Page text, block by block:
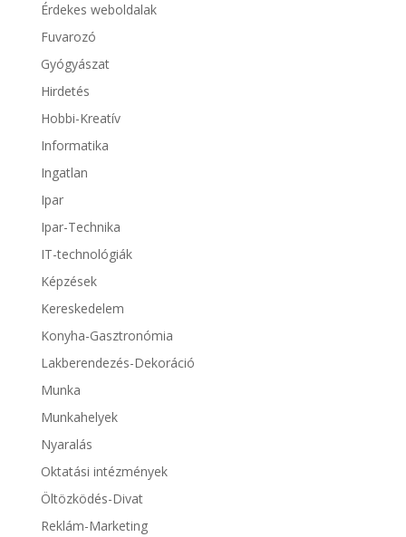
Érdekes weboldalak
Fuvarozó
Gyógyászat
Hirdetés
Hobbi-Kreatív
Informatika
Ingatlan
Ipar
Ipar-Technika
IT-technológiák
Képzések
Kereskedelem
Konyha-Gasztronómia
Lakberendezés-Dekoráció
Munka
Munkahelyek
Nyaralás
Oktatási intézmények
Öltözködés-Divat
Reklám-Marketing